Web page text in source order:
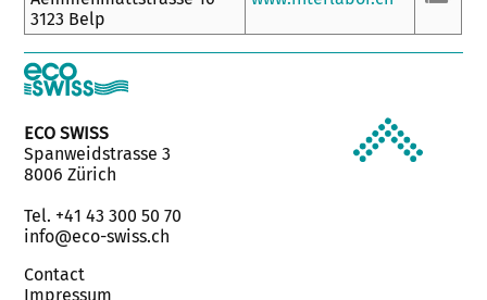
3123 Belp
ECO SWISS
Spanweidstrasse 3
8006 Zürich
Tel. +41 43 300 50 70
info@eco-swiss.ch
Contact
Impressum